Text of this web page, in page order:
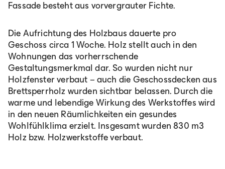
Fassade besteht aus vorvergrauter Fichte.
Die Aufrichtung des Holzbaus dauerte pro
Geschoss circa 1 Woche. Holz stellt auch in den
Wohnungen das vorherrschende
Gestaltungsmerkmal dar. So wurden nicht nur
Holzfenster verbaut – auch die Geschossdecken aus
Brettsperrholz wurden sichtbar belassen. Durch die
warme und lebendige Wirkung des Werkstoffes wird
in den neuen Räumlichkeiten ein gesundes
Wohlfühlklima erzielt. Insgesamt wurden 830 m3
Holz bzw. Holzwerkstoffe verbaut.